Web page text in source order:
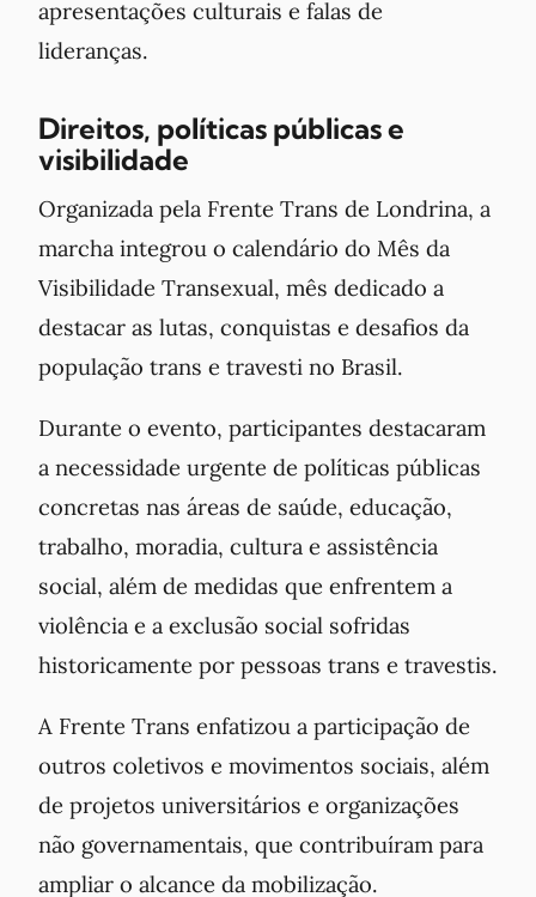
apresentações culturais e falas de
lideranças.
Direitos, políticas públicas e
visibilidade
Organizada pela Frente Trans de Londrina, a
marcha integrou o calendário do Mês da
Visibilidade Transexual, mês dedicado a
destacar as lutas, conquistas e desafios da
população trans e travesti no Brasil.
Durante o evento, participantes destacaram
a necessidade urgente de políticas públicas
concretas nas áreas de saúde, educação,
trabalho, moradia, cultura e assistência
social, além de medidas que enfrentem a
violência e a exclusão social sofridas
historicamente por pessoas trans e travestis.
A Frente Trans enfatizou a participação de
outros coletivos e movimentos sociais, além
de projetos universitários e organizações
não governamentais, que contribuíram para
ampliar o alcance da mobilização.